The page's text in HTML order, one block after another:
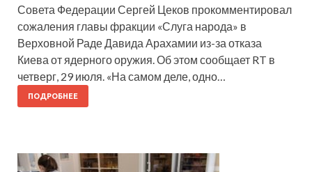
Совета Федерации Сергей Цеков прокомментировал
сожаления главы фракции «Слуга народа» в
Верховной Раде Давида Арахамии из-за отказа
Киева от ядерного оружия. Об этом сообщает RT в
четверг, 29 июля. «На самом деле, одно…
ПОДРОБНЕЕ